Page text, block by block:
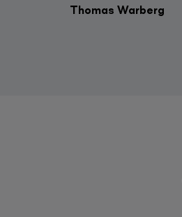
Thomas Warberg